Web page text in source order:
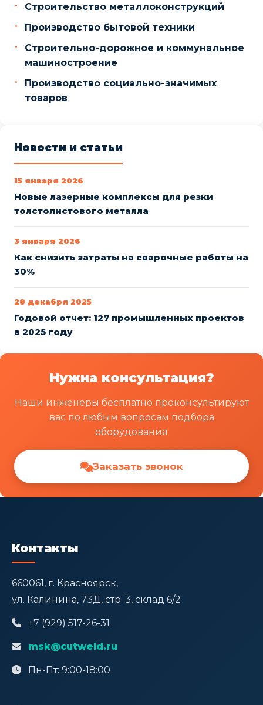
Строительство металлоконструкций
Производство бытовой техники
Строительно-дорожное и коммунальное
машиностроение
Производство социально-значимых
товаров
Новости и статьи
15 января 2026
Новые лазерные комплексы для резки
толстолистового металла
3 января 2026
Как снизить затраты на сварочные работы на
30%
28 декабря 2025
Годовой отчет: 127 промышленных проектов
в 2025 году
Нужна консультация?
Наши инженеры бесплатно проконсультируют
вас по любым вопросам подбора
оборудования
Заказать звонок
Контакты
660061, г. Красноярск,
ул. Калинина, 73Д, стр. 3, склад 6/2
+7 (929) 517-26-31
msk@cutweld.ru
Пн-Пт: 9:00-18:00